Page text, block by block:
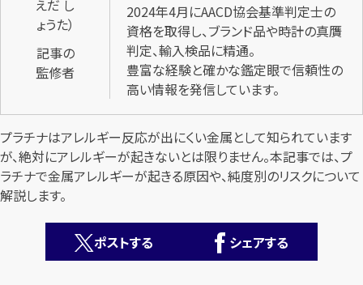
記事の
監修者
2024年4月にAACD協会基準判定士の
資格を取得し、ブランド品や時計の真贋
判定、輸入検品に精通。
豊富な経験と確かな鑑定眼で信頼性の
高い情報を発信しています。
プラチナはアレルギー反応が出にくい金属として知られています
が、絶対にアレルギーが起きないとは限りません。本記事では、プ
ラチナで金属アレルギーが起きる原因や、純度別のリスクについて
解説します。
ポストする シェアする